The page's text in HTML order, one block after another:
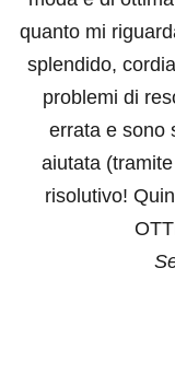
quanto mi
splendido,
problemi di
errata e sono
aiutata
risolutivo!